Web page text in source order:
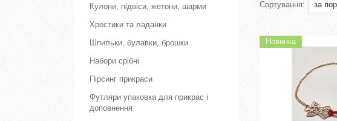
Новинка
Кулони, підвіси, жетони, шарми
Хрестики та ладанки
Шпильки, булавки, брошки
Набори срібні
Пірсинг прикраси
Футляри упаковка для прикрас і
доповнення